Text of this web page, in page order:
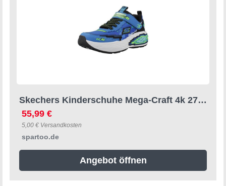
Skechers Kinderschuhe Mega-Craft 4k 27;28;29 Male
55,99 €
5,00 € Versandkosten
spartoo.de
Angebot öffnen